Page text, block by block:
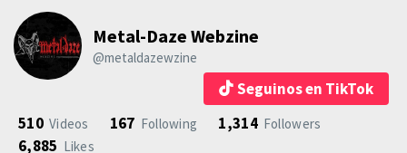
Metal-Daze Webzine
@metaldazewzine
Seguinos en TikTok
510 Videos 167 Following 1,314 Followers
6,885 Likes